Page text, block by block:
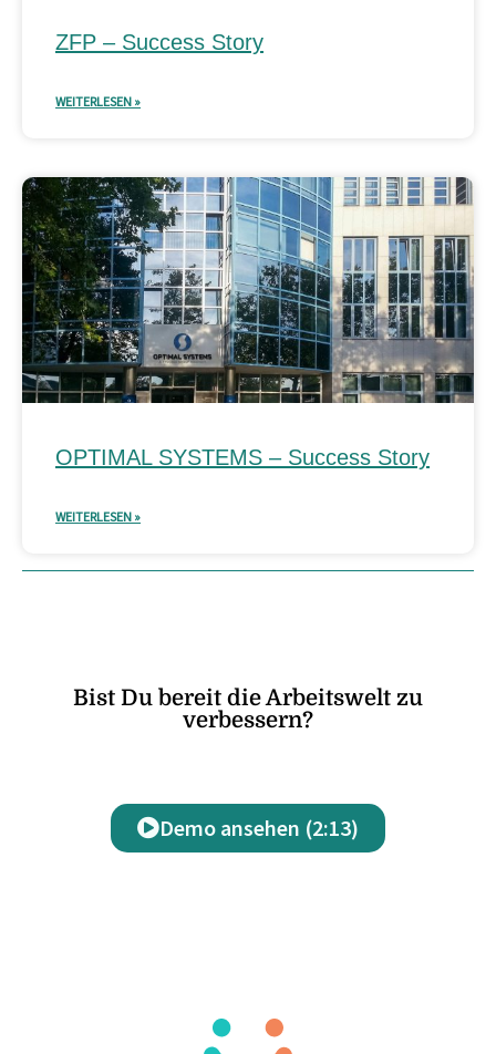
ZFP – Success Story
WEITERLESEN »
OPTIMAL SYSTEMS – Success Story
WEITERLESEN »
Bist Du bereit die Arbeitswelt zu
verbessern?
Demo ansehen (2:13)